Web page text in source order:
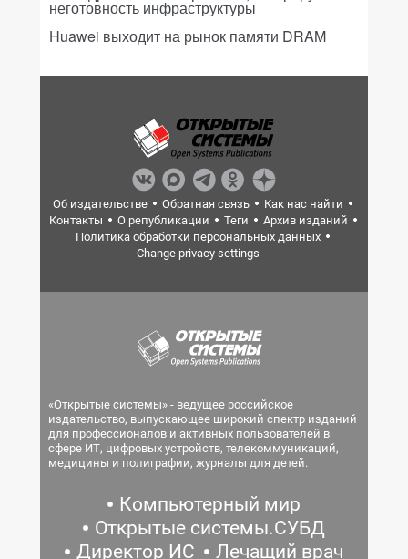
неготовность инфраструктуры
Huawei выходит на рынок памяти DRAM
Об издательстве Обратная связь
Как нас найти
Контакты
О републикации Теги
Архив изданий
Политика обработки персональных данных
Change privacy settings
«Открытые системы» - ведущее российское
издательство, выпускающее широкий спектр изданий
для профессионалов и активных пользователей в
сфере ИТ, цифровых устройств, телекоммуникаций,
медицины и полиграфии, журналы для детей.
Компьютерный мир
Открытые системы.СУБД
Директор ИС
Лечащий врач